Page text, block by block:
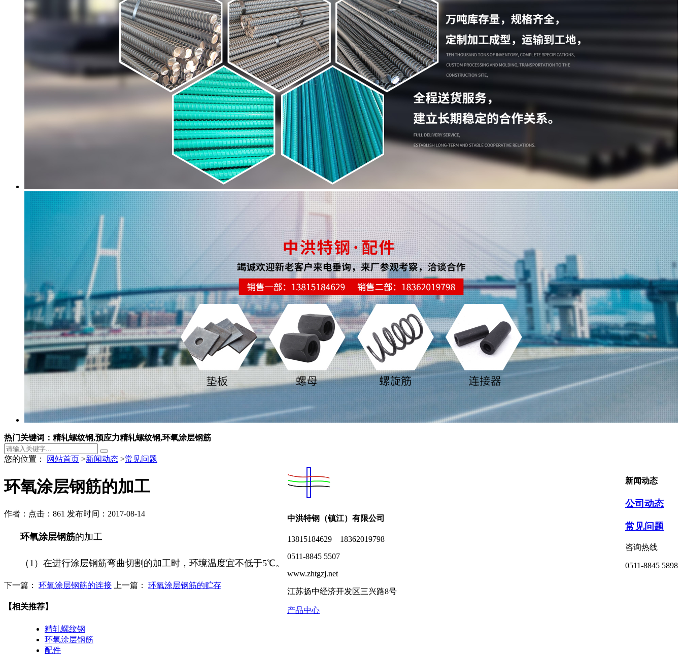
热门关键词：精轧螺纹钢,预应力精轧螺纹钢,环氧涂层钢筋
您的位置： 网站首页 >新闻动态 >常见问题
新闻动态
公司动态
常见问题
咨询热线
0511-8845 5898
环氧涂层钢筋的加工
作者： 点击：861 发布时间：2017-08-14
环氧涂层钢筋的加工
（1）在进行涂层钢筋弯曲切割的加工时，环境温度宜不低于5℃。
下一篇： 环氧涂层钢筋的连接 上一篇： 环氧涂层钢筋的贮存
【相关推荐】
中洪特钢（镇江）有限公司
13815184629 18362019798
0511-8845 5507
www.zhtgzj.net
江苏扬中经济开发区三兴路8号
产品中心
精轧螺纹钢
环氧涂层钢筋
配件